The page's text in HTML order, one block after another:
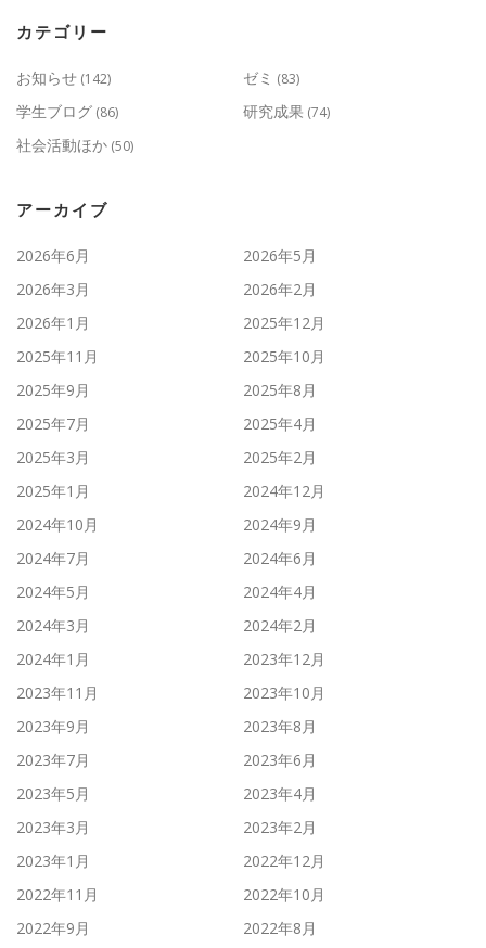
カテゴリー
お知らせ (142) ゼミ (83)
学生ブログ (86) 研究成果 (74)
社会活動ほか (50)
アーカイブ
2026年6月
2026年5月
2026年3月
2026年2月
2026年1月
2025年12月
2025年11月
2025年10月
2025年9月
2025年8月
2025年7月
2025年4月
2025年3月
2025年2月
2025年1月
2024年12月
2024年10月
2024年9月
2024年7月
2024年6月
2024年5月
2024年4月
2024年3月
2024年2月
2024年1月
2023年12月
2023年11月
2023年10月
2023年9月
2023年8月
2023年7月
2023年6月
2023年5月
2023年4月
2023年3月
2023年2月
2023年1月
2022年12月
2022年11月
2022年10月
2022年9月
2022年8月